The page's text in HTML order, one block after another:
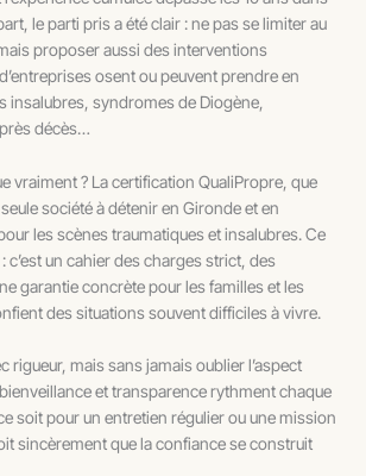
le parti pris a été clair : ne pas se limiter au
proposer aussi des interventions
osent ou peuvent prendre en
syndromes de Diogène,
décès…
vraiment ? La certification QualiPropre, que
seule société à détenir en Gironde et en
les scènes traumatiques et insalubres. Ce
: c’est un cahier des charges strict, des
garantie concrète pour les familles et les
des situations souvent difficiles à vivre.
rigueur, mais sans jamais oublier l’aspect
et transparence rythment chaque
soit pour un entretien régulier ou une mission
sincèrement que la confiance se construit